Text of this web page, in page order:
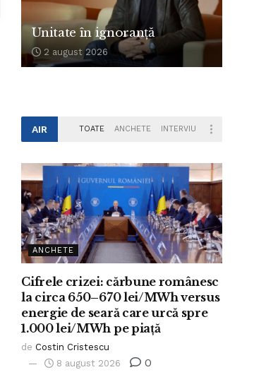
Unitate în ignoranță
2 august 2026
AIR TOATE ANCHETE INTERVIU
ANCHETE
Cifrele crizei: cărbune românesc
la circa 650–670 lei/MWh versus
energie de seară care urcă spre
1.000 lei/MWh pe piață
de Costin Cristescu
8 august 2026
0